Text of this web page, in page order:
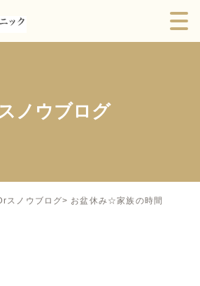
ノウブログ
スノウブログ お盆休み☆家族の時間